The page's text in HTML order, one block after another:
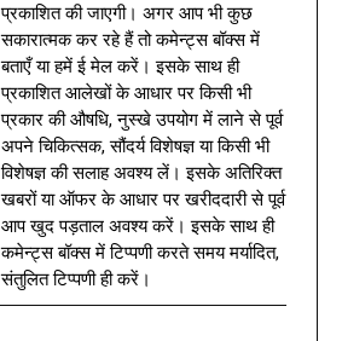
प्रकाशित की जाएगी। अगर आप भी कुछ
सकारात्मक कर रहे हैं तो कमेन्ट्स बॉक्स में
बताएँ या हमें ई मेल करें। इसके साथ ही
प्रकाशित आलेखों के आधार पर किसी भी
प्रकार की औषधि, नुस्खे उपयोग में लाने से पूर्व
अपने चिकित्सक, सौंदर्य विशेषज्ञ या किसी भी
विशेषज्ञ की सलाह अवश्य लें। इसके अतिरिक्त
खबरों या ऑफर के आधार पर खरीददारी से पूर्व
आप खुद पड़ताल अवश्य करें। इसके साथ ही
कमेन्ट्स बॉक्स में टिप्पणी करते समय मर्यादित,
संतुलित टिप्पणी ही करें।